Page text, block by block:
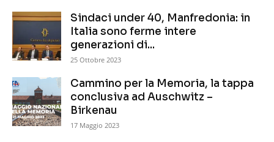
Sindaci under 40, Manfredonia: in
Italia sono ferme intere
generazioni di...
25 Ottobre 2023
Cammino per la Memoria, la tappa
conclusiva ad Auschwitz –
Birkenau
17 Maggio 2023